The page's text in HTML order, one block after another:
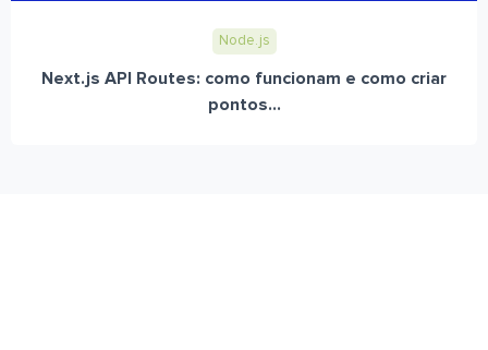
Node.js
Next.js API Routes: como funcionam e como criar
pontos...